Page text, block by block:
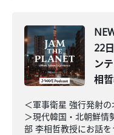
22
ン
相
＜軍事衛星 強行発射
＞現代韓国・北朝鮮情
部 李相哲教授にお話を